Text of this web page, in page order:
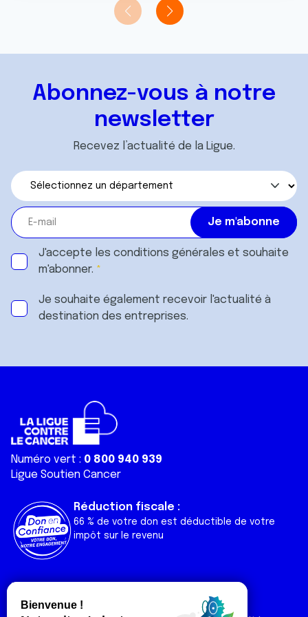
publicité et d'analyse, qui peuvent combiner celles-ci
avec d'autres informations que vous leur avez fournies
services.
Abonnez-vous à notre
newsletter
Recevez l’actualité de la Ligue.
J'accepte les conditions générales et souhaite
m'abonner.
Je souhaite également recevoir l'actualité à
destination des entreprises.
Numéro vert : 0 800 940 939
Ligue Soutien Cancer
Réduction fiscale :
66 % de votre don est déductible de votre
impôt sur le revenu
Liens utiles
Nos actualités